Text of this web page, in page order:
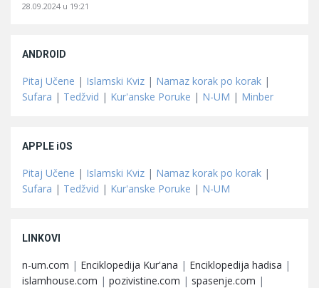
28.09.2024 u 19:21
ANDROID
Pitaj Učene | Islamski Kviz | Namaz korak po korak |
Sufara | Tedžvid | Kur'anske Poruke | N-UM | Minber
APPLE iOS
Pitaj Učene | Islamski Kviz | Namaz korak po korak |
Sufara | Tedžvid | Kur'anske Poruke | N-UM
LINKOVI
n-um.com | Enciklopedija Kur'ana | Enciklopedija hadisa |
islamhouse.com | pozivistine.com | spasenje.com |